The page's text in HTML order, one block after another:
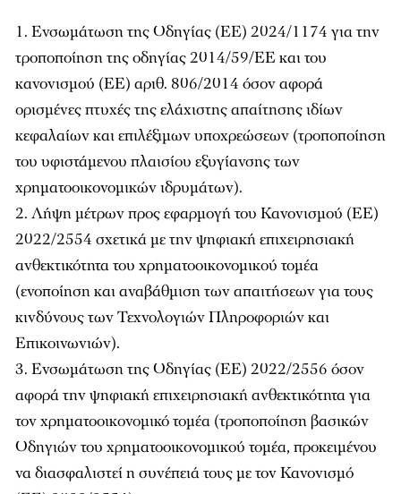
Ενσωμάτωση της Οδηγίας (ΕΕ) 2024/1174 για την
τροποποίηση της οδηγίας 2014/59/ΕΕ και του
κανονισμού (ΕΕ) αριθ. 806/2014 όσον αφορά
ορισμένες πτυχές της ελάχιστης απαίτησης ιδίων
κεφαλαίων και επιλέξιμων υποχρεώσεων (τροποποίηση
του υφιστάμενου πλαισίου εξυγίανσης των
χρηματοοικονομικών ιδρυμάτων).
Λήψη μέτρων προς εφαρμογή του Κανονισμού (ΕΕ)
2022/2554 σχετικά με την ψηφιακή επιχειρησιακή
ανθεκτικότητα του χρηματοοικονομικού τομέα
(ενοποίηση και αναβάθμιση των απαιτήσεων για τους
κινδύνους των Τεχνολογιών Πληροφοριών και
Επικοινωνιών).
Ενσωμάτωση της Οδηγίας (ΕΕ) 2022/2556 όσον
αφορά την ψηφιακή επιχειρησιακή ανθεκτικότητα για
τον χρηματοοικονομικό τομέα (τροποποίηση βασικών
Οδηγιών του χρηματοοικονομικού τομέα, προκειμένου
να διασφαλιστεί η συνέπειά τους με τον Κανονισμό